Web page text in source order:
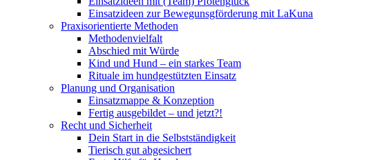
Einsatzideen zur Bewegunsgförderung mit LaKuna
Praxisorientierte Methoden
Methodenvielfalt
Abschied mit Würde
Kind und Hund – ein starkes Team
Rituale im hundgestützten Einsatz
Planung und Organisation
Einsatzmappe & Konzeption
Fertig ausgebildet – und jetzt?!
Recht und Sicherheit
Dein Start in die Selbstständigkeit
Tierisch gut abgesichert